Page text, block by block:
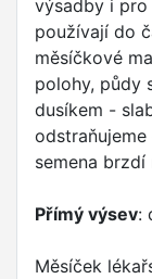
výsadby i pro
používají do
měsíčkové
polohy, půdy
dusíkem -
semena
Přímý výsev:
Měsíček